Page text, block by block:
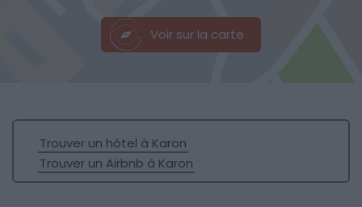
Voir sur la carte
Trouver un hôtel à Karon
Trouver un Airbnb à Karon